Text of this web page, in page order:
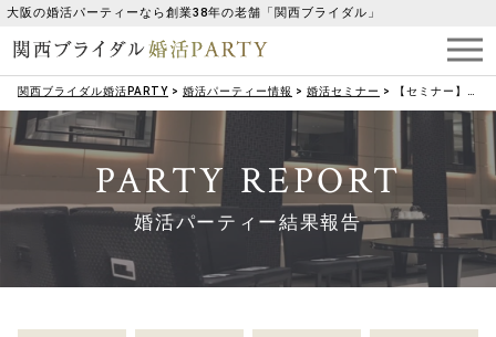
大阪の婚活パーティーなら創業38年の老舗「関西ブライダル」
関西ブライダル婚活PARTY > 婚活パーティー情報 > 婚活セミナー > 【セミナー】（男性限定）お正月太り解消！おなか引き締めダイエットセミナー
PARTY REPORT
婚活パーティー結果報告